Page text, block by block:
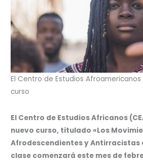
El Centro de Estudios
curso
El Centro de Estudios Africanos
nuevo curso, titulado «Los
Afrodescendientes y Antirracistas
clase comenzará este mes de